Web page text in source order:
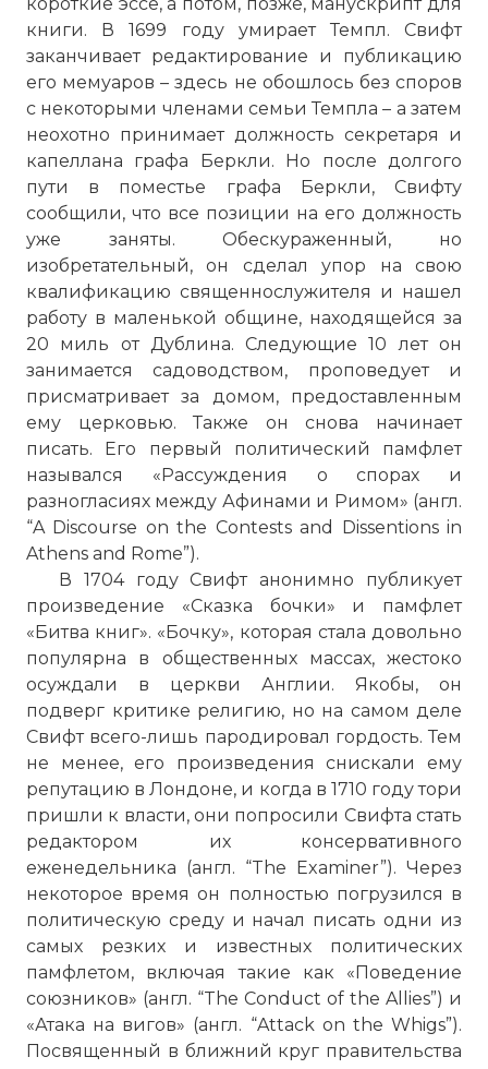
книги. В 1699 году умирает Темпл. Свифт
заканчивает редактирование и публикацию
его мемуаров – здесь не обошлось без споров
с некоторыми членами семьи Темпла – а затем
неохотно принимает должность секретаря и
капеллана графа Беркли. Но после долгого
пути в поместье графа Беркли, Свифту
сообщили, что все позиции на его должность
уже заняты. Обескураженный, но
изобретательный, он сделал упор на свою
квалификацию священнослужителя и нашел
работу в маленькой общине, находящейся за
20 миль от Дублина. Следующие 10 лет он
занимается садоводством, проповедует и
присматривает за домом, предоставленным
ему церковью. Также он снова начинает
писать. Его первый политический памфлет
назывался «Рассуждения о спорах и
разногласиях между Афинами и Римом» (англ.
“A Discourse on the Contests and Dissentions in
Athens and Rome”).
В 1704 году Свифт анонимно публикует
произведение «Сказка бочки» и памфлет
«Битва книг». «Бочку», которая стала довольно
популярна в общественных массах, жестоко
осуждали в церкви Англии. Якобы, он
подверг критике религию, но на самом деле
Свифт всего-лишь пародировал гордость. Тем
не менее, его произведения снискали ему
репутацию в Лондоне, и когда в 1710 году тори
пришли к власти, они попросили Свифта стать
редактором их консервативного
еженедельника (англ. “The Examiner”). Через
некоторое время он полностью погрузился в
политическую среду и начал писать одни из
самых резких и известных политических
памфлетом, включая такие как «Поведение
союзников» (англ. “The Conduct of the Allies”) и
«Атака на вигов» (англ. “Attack on the Whigs”).
Посвященный в ближний круг правительства